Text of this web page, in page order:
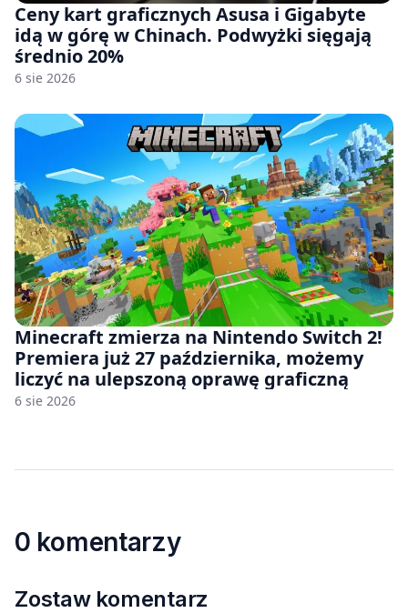
Ceny kart graficznych Asusa i Gigabyte
idą w górę w Chinach. Podwyżki sięgają
średnio 20%
6 sie 2026
Minecraft zmierza na Nintendo Switch 2!
Premiera już 27 października, możemy
liczyć na ulepszoną oprawę graficzną
6 sie 2026
0 komentarzy
Zostaw komentarz